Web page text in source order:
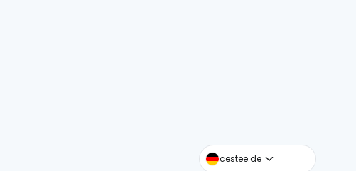
cestee.de
cestee.com